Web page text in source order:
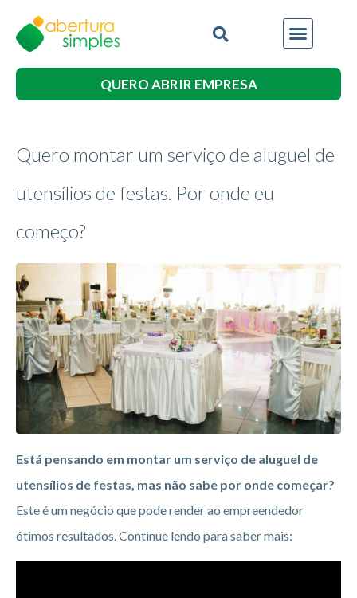
QUERO ABRIR EMPRESA
Quero montar um serviço de aluguel de
utensílios de festas. Por onde eu
começo?
Está pensando em montar um serviço de aluguel de
utensílios de festas, mas não sabe por onde começar?
Este é um negócio que pode render ao empreendedor
ótimos resultados. Continue lendo para saber mais: